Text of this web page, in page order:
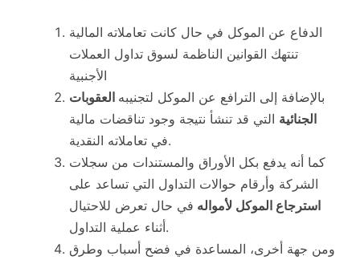
الدفاع عن الموكل في حال كانت تعاملاته المالية
تنتهك القوانين الناظمة لسوق تداول العملات
الأجنبية
بالإضافة إلى الترافع عن الموكل لتجنيبه العقوبات
الجنائية التي قد تنشأ نتيجة وجود تناقضات مالية
في تعاملاته النقدية.
كما أنه يدفع بكل الأوراق والمستندات من سجلات
الشركة وأرقام حوالات التداول التي تساعد على
استرجاع الموكل لأمواله في حال تعرض للاحتيال
أثناء عملية التداول.
ومن جهة أخرى، المساعدة في فضح أسباب وطرق